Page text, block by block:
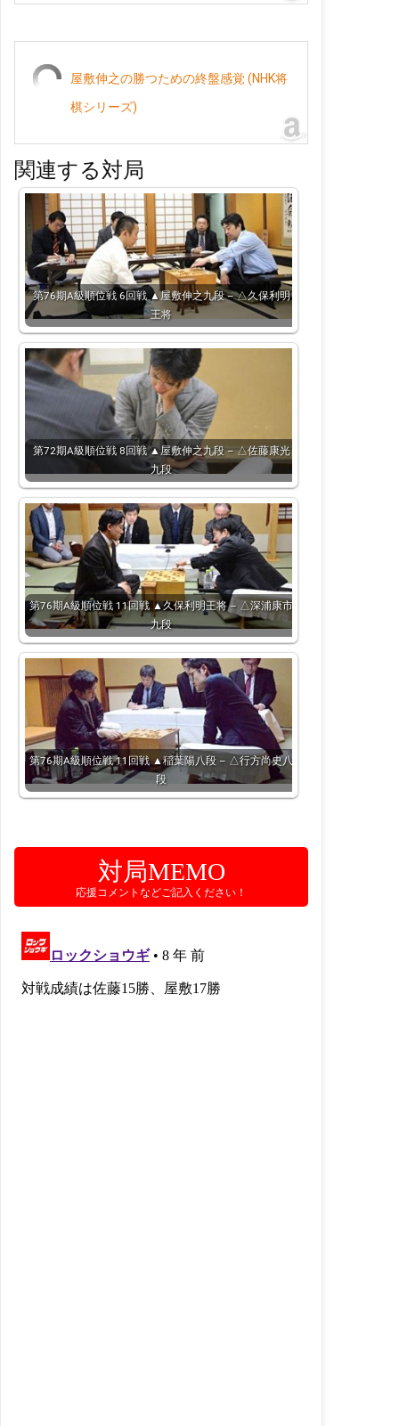
屋敷伸之の勝つための終盤感覚 (NHK将
棋シリーズ)
関連する対局
第76期A級順位戦 6回戦 ▲屋敷伸之九段 – △久保利明
王将
第72期A級順位戦 8回戦 ▲屋敷伸之九段 – △佐藤康光
九段
第76期A級順位戦 11回戦 ▲久保利明王将 – △深浦康市
九段
第76期A級順位戦 11回戦 ▲稲葉陽八段 – △行方尚史八
段
対局MEMO
応援コメントなどご記入ください！